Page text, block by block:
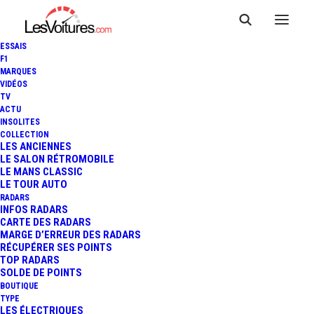
ESSAIS
F1
MARQUES
VIDÉOS
TV
ACTU
INSOLITES
COLLECTION
LES ANCIENNES
LE SALON RÉTROMOBILE
LE MANS CLASSIC
LE TOUR AUTO
RADARS
INFOS RADARS
CARTE DES RADARS
MARGE D’ERREUR DES RADARS
RÉCUPÉRER SES POINTS
TOP RADARS
SOLDE DE POINTS
BOUTIQUE
TYPE
LES ÉLECTRIQUES